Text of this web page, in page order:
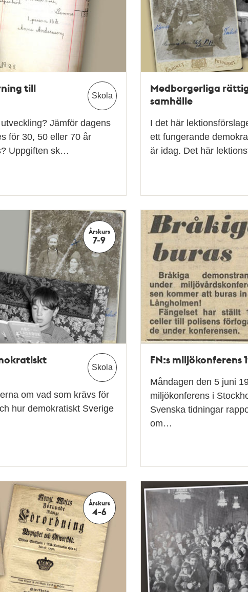
Skola
till
Jämför dagens
för 30, 50 eller 70 år
Uppgiften sk…
Medborgerliga
samhälle
I det här
ett fungerande
är idag. Det här
Årskurs
7-9
Skola
om vad som krävs för
hur demokratiskt Sverige
FN:s miljökonferens
Måndagen den 5 juni
miljökonferens i
Svenska tidningar
om…
Årskurs
4-6